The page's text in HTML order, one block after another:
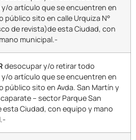
o artículo que se encuentren en
público sito en calle Urquiza N°
de revista)de esta Ciudad, con
municipal.-
desocupar y/o retirar todo
o artículo que se encuentren en
público sito en Avda. San Martín y
– sector Parque San
esta Ciudad, con equipo y mano